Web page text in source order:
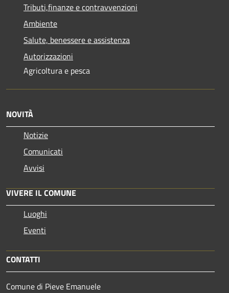
Tributi,finanze e contravvenzioni
Ambiente
Salute, benessere e assistenza
Autorizzazioni
Agricoltura e pesca
NOVITÀ
Notizie
Comunicati
Avvisi
VIVERE IL COMUNE
Luoghi
Eventi
CONTATTI
Comune di Pieve Emanuele